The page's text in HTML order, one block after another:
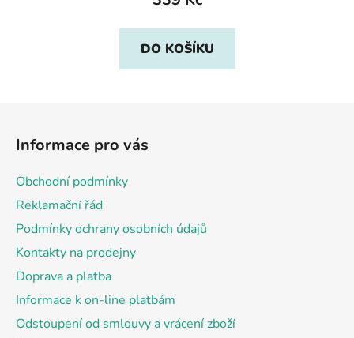
DO KOŠÍKU
Informace pro vás
Obchodní podmínky
Reklamační řád
Podmínky ochrany osobních údajů
Kontakty na prodejny
Doprava a platba
Informace k on-line platbám
Odstoupení od smlouvy a vrácení zboží